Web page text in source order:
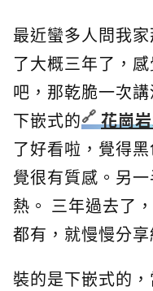
最近蠻多人問我
了大概三年了，
吧，那乾脆一次
下嵌式的
花崗
了好看啦，覺得
覺很有質感。另
熱。 三年過去了
都有，就慢慢分享
裝的是下嵌式的